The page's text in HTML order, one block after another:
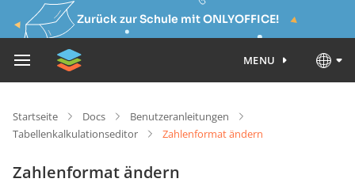
Zurück zur Schule mit ONLYOFFICE!
MENU
Startseite Docs
Benutzeranleitungen
Tabellenkalkulationseditor
Zahlenformat ändern
Zahlenformat ändern